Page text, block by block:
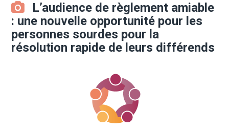
L’audience de règlement amiable
: une nouvelle opportunité pour les
personnes sourdes pour la
résolution rapide de leurs différends